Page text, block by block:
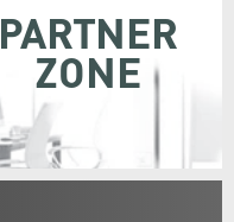
PARTNER
ZONE